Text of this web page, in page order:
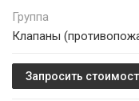
Группа
Клапаны
Запросить